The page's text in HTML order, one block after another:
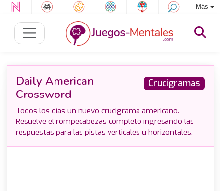
Más
Crucigramas
Daily American
Crossword
Todos los días un nuevo crucigrama americano.
Resuelve el rompecabezas completo ingresando las
respuestas para las pistas verticales u horizontales.